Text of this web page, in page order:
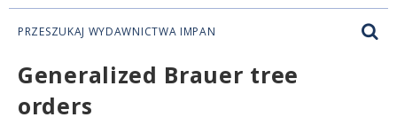
PRZESZUKAJ WYDAWNICTWA IMPAN
Generalized Brauer tree
orders